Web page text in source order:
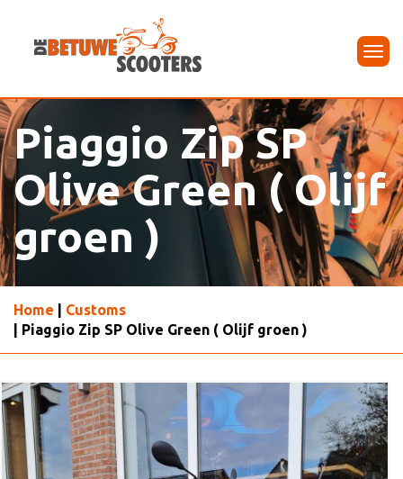
Piaggio Zip SP
Olive Green ( Olijf
groen )
Home
Customs
| Piaggio Zip SP Olive Green ( Olijf groen )